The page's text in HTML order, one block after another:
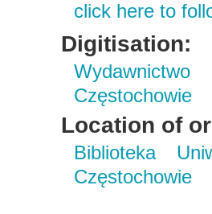
click here to
Digitisation:
Częstochowie
Location of
Biblioteka
Częstochowie